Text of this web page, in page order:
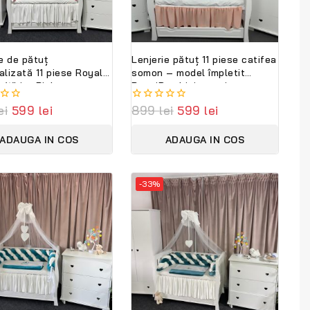
de pătuț
11 piese Royal
White Pink
– eleganță
broderie
599 lei
ADAUGA IN COS
Lenjerie pătuț 11 piese catifea
somon – model împletit
PeppiBambini, premium,
0
899lei 599 lei
ADAUGA IN COS
-33%